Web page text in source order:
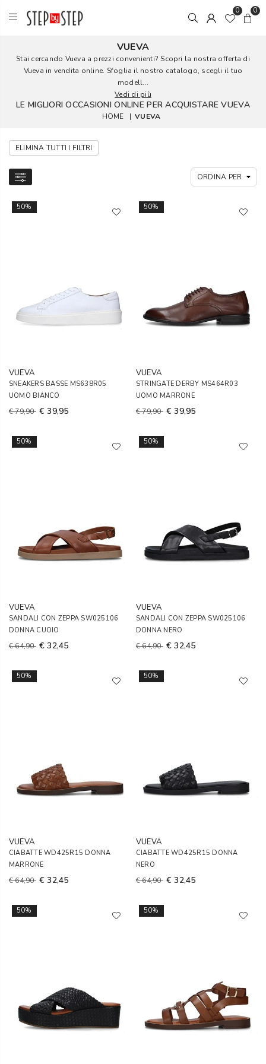
0 0
VUEVA
Stai cercando Vueva a prezzi convenienti? Scopri la nostra offerta di
Vueva in vendita online. Sfoglia il nostro catalogo, scegli il tuo
modell...
Vedi di più
LE MIGLIORI OCCASIONI ONLINE PER ACQUISTARE VUEVA
HOME | VUEVA
ELIMINA TUTTI I FILTRI
50%
VUEVA
SNEAKERS BASSE MS638R05
UOMO BIANCO
€ 79,90 € 39,95
50%
VUEVA
STRINGATE DERBY MS464R03
UOMO MARRONE
€ 79,90 € 39,95
50%
VUEVA
SANDALI CON ZEPPA SW025106
DONNA CUOIO
€ 64,90 € 32,45
50%
VUEVA
SANDALI CON ZEPPA SW025106
DONNA NERO
€ 64,90 € 32,45
50%
VUEVA
CIABATTE WD425R15 DONNA
MARRONE
€ 64,90 € 32,45
50%
VUEVA
CIABATTE WD425R15 DONNA
NERO
€ 64,90 € 32,45
50% 50%